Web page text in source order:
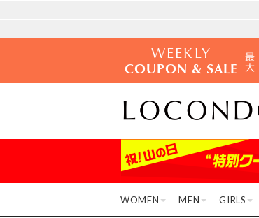
WEEKLY
COUPON & SALE
WOMEN MEN GIRLS